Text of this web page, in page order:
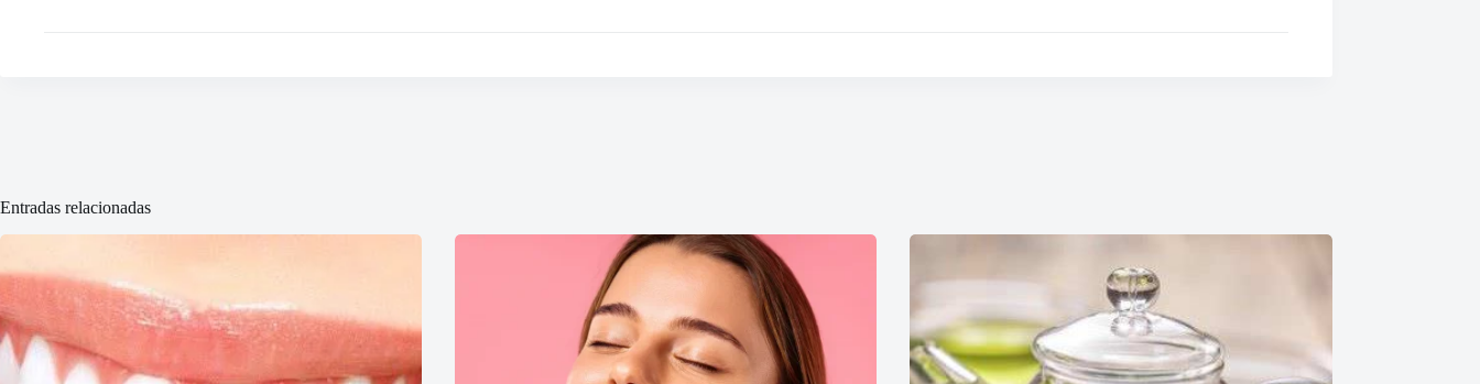
Entradas relacionadas